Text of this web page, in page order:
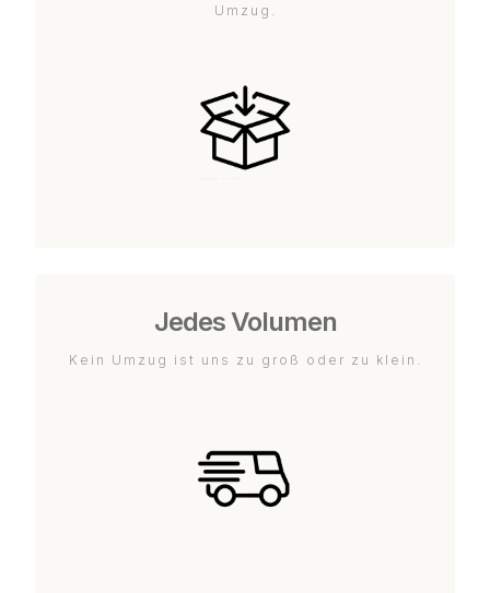
Umzug.
Jedes Volumen
Kein Umzug ist uns zu groß oder zu klein.